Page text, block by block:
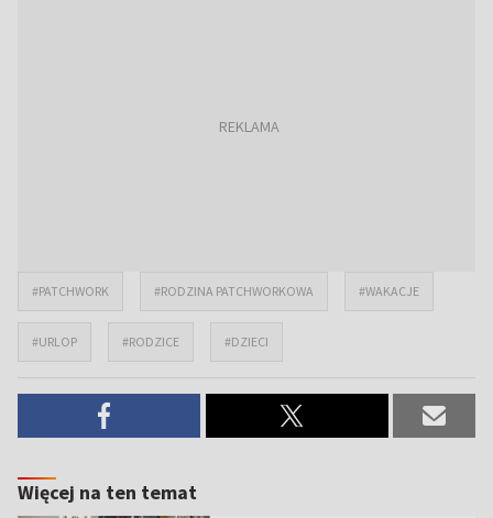
#PATCHWORK #RODZINA PATCHWORKOWA #WAKACJE
#URLOP #RODZICE #DZIECI
Więcej na ten temat